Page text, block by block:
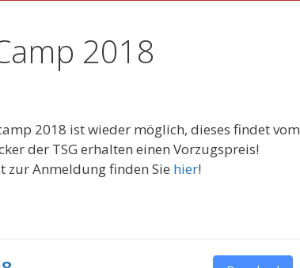
2018
2018 ist wieder möglich, dieses findet vom
der TSG erhalten einen Vorzugspreis!
Anmeldung finden Sie hier!